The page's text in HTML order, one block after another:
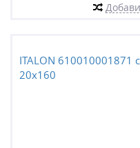
ITALON 610010001871
20x160